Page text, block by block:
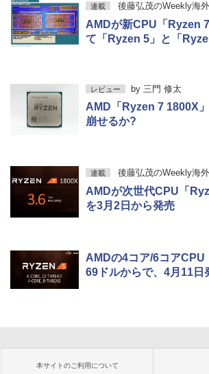
連載 後藤弘茂のWeekly海
AMDが新CPU「Ryzen
て「Ryzen 5」と「
レビュー by 三門 修太
AMD「Ryzen 7 1800X
崩せるか?
連載 後藤弘茂のWeekly海
AMDが次世代CPU「
を3月2日から発売
AMDの4コア/6コアCPU
69ドルからで、4月11日
本サイトのご利用について